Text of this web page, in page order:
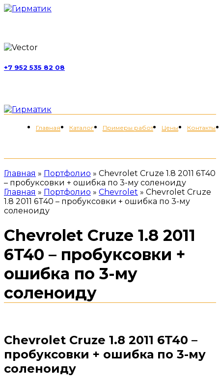
+7 952 535 82 08
Главная Каталог Примеры работ Цены Контакты
Главная » Портфолио » Chevrolet Cruze 1.8 2011 6T40
– пробуксовки + ошибка по 3-му соленоиду
Главная » Портфолио » Chevrolet » Chevrolet Cruze
1.8 2011 6T40 – пробуксовки + ошибка по 3-му
соленоиду
Chevrolet Cruze 1.8 2011
6T40 – пробуксовки +
ошибка по 3-му
соленоиду
Chevrolet Cruze 1.8 2011 6T40 –
пробуксовки + ошибка по 3-му
соленоиду